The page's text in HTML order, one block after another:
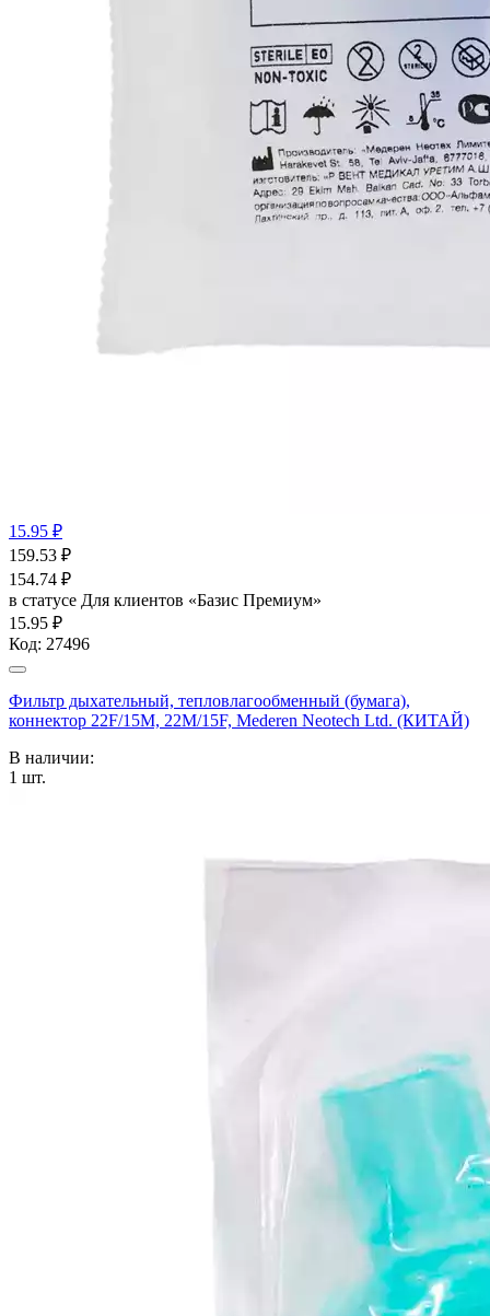
15.95 ₽
159.53 ₽
154.74 ₽
в статусе Для клиентов «Базис Премиум»
15.95 ₽
Код: 27496
Фильтр дыхательный, тепловлагообменный (бумага),
коннектор 22F/15M, 22M/15F, Mederen Neotech Ltd. (КИТАЙ)
В наличии:
1 шт.